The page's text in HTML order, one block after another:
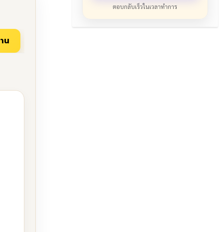
ตอบกลับเร็วในเวลาทำการ